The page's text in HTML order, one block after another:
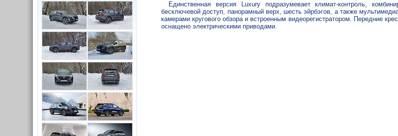
Единственная версия Luxury подразумевает климат-контроль,
бесключевой доступ, панорамный верх, шесть эйрбэгов, а также
камерами кругового обзора и встроенным видеорегистратором. Передние
оснащено электрическими приводами.